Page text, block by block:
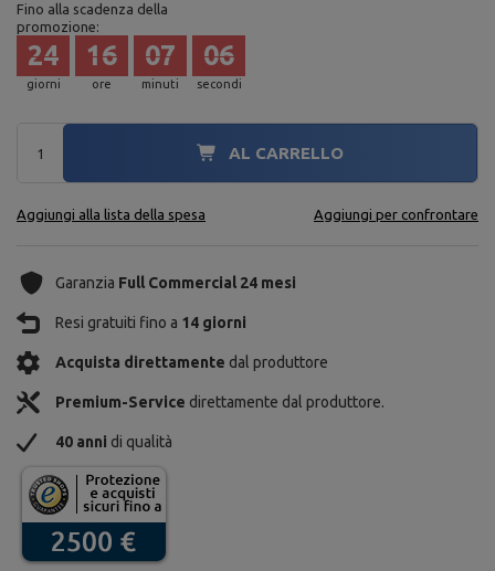
Fino alla scadenza della
promozione:
giorni
24
ore
16
minuti
07
secondi
04
AL CARRELLO
Aggiungi alla lista della spesa Aggiungi per confrontare
Garanzia Full Commercial 24 mesi
Resi gratuiti fino a 14 giorni
Acquista direttamente dal produttore
Premium-Service direttamente dal produttore.
40 anni di qualità